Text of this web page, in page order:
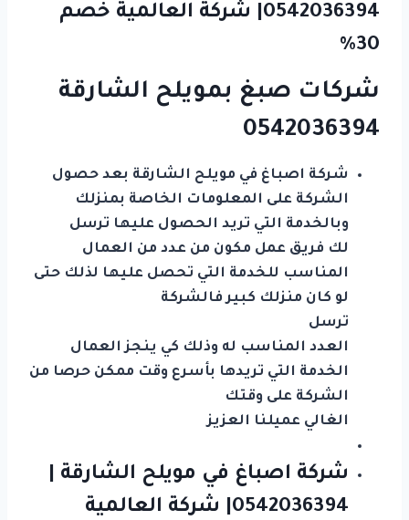
0542036394| شركة العالمية خصم
30%
شركات صبغ بمويلح الشارقة
0542036394
شركة اصباغ في مويلح الشارقة بعد حصول
الشركة على المعلومات الخاصة بمنزلك
وبالخدمة التي تريد الحصول عليها ترسل
لك فريق عمل مكون من عدد من العمال
المناسب للخدمة التي تحصل عليها لذلك حتى
لو كان منزلك كبير فالشركة
ترسل
العدد المناسب له وذلك كي ينجز العمال
الخدمة التي تريدها بأسرع وقت ممكن حرصا من
الشركة على وقتك
الغالي عميلنا العزيز
شركة اصباغ في مويلح الشارقة |
0542036394| شركة العالمية